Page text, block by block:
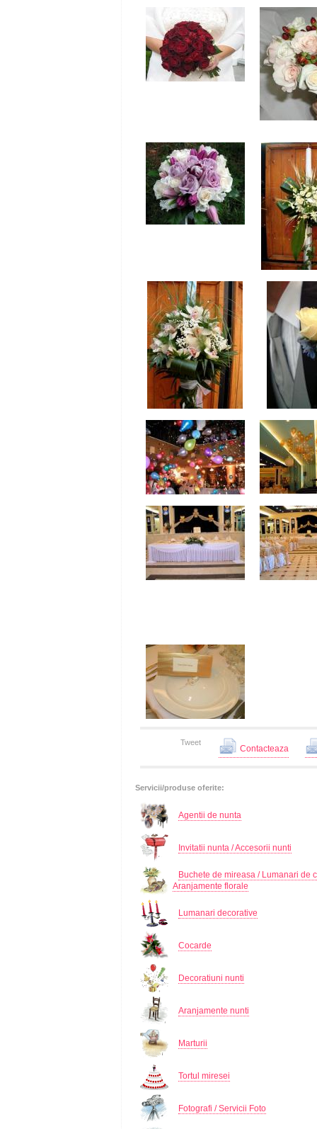
Tweet
Contacteaza
Servicii/produse oferite:
Agentii de nunta
Invitatii nunta / Accesorii nunti
Buchete de mireasa / Lumanari de
Aranjamente florale
Lumanari decorative
Cocarde
Decoratiuni nunti
Aranjamente nunti
Marturii
Tortul miresei
Fotografi / Servicii Foto